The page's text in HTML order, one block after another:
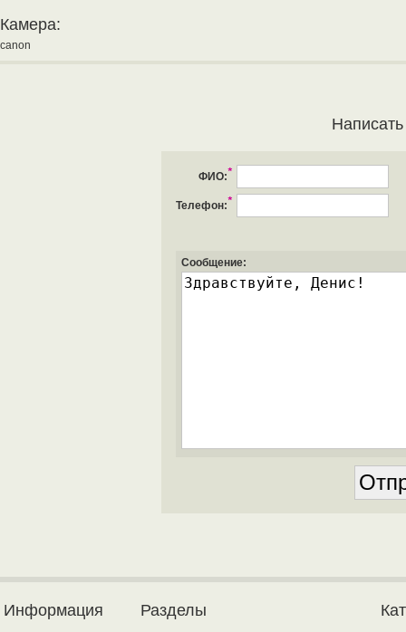
Камера:
canon
ФИО:*
Телефон:*
Сообщение:
Информация Разделы